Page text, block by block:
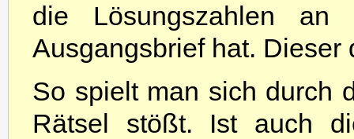
die Lösungszahlen an
Ausgangsbrief hat. Dieser
So spielt man sich durch
Rätsel stößt. Ist auch